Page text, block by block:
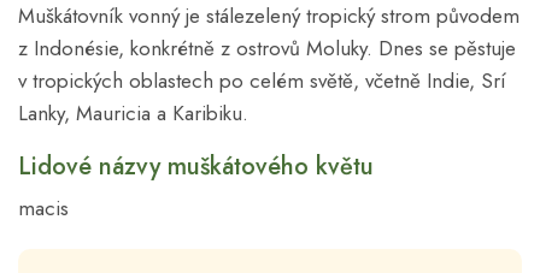
Muškátovník vonný je stálezelený tropický strom původem
z Indonésie, konkrétně z ostrovů Moluky. Dnes se pěstuje
v tropických oblastech po celém světě, včetně Indie, Srí
Lanky, Mauricia a Karibiku.
Lidové názvy muškátového květu
macis